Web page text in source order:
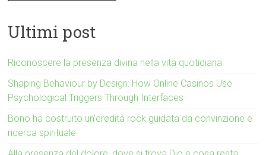
Ultimi post
Riconoscere la presenza divina nella vita quotidiana
Shaping Behaviour by Design: How Online Casinos Use
Psychological Triggers Through Interfaces
Bono ha costruito un’eredità rock guidata da convinzione e
ricerca spirituale